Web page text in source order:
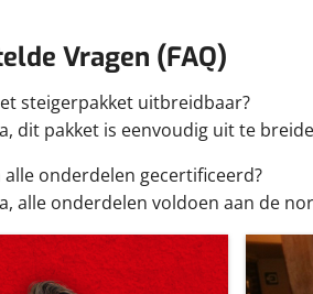
Vragen (FAQ)
steigerpakket uitbreidbaar?
dit pakket is eenvoudig uit te
alle onderdelen gecertificeerd?
alle onderdelen voldoen aan de